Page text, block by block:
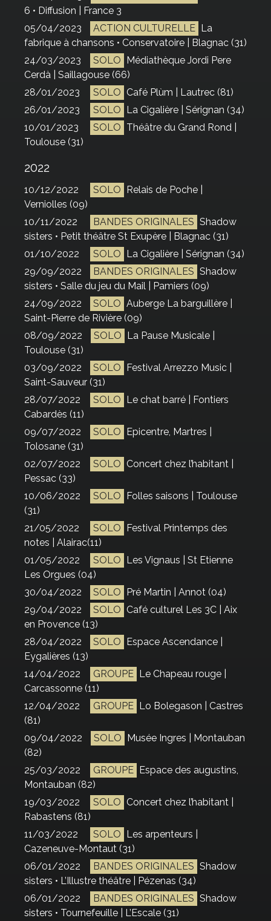
6 • Diffusion | France 3
05/04/2023
ACTION CULTURELLE La
fabrique à chansons • Conservatoire | Blagnac (31)
24/03/2023
SOLO Médiathèque Jordi Pere
Cerdà | Saillagouse (66)
28/01/2023
SOLO Café Plùm | Lautrec (81)
26/01/2023
SOLO La Cigalière | Sérignan (34)
10/01/2023
SOLO Théâtre du Grand Rond |
Toulouse (31)
2022
10/12/2022 SOLO Relais de Poche |
Verniolles (09)
10/11/2022
BANDES ORIGINALES Shadow
sisters • Petit théâtre St Exupère | Blagnac (31)
01/10/2022
SOLO La Cigalière | Sérignan (34)
29/09/2022
BANDES ORIGINALES Shadow
sisters • Salle du jeu du Mail | Pamiers (09)
24/09/2022
SOLO Auberge La barguillère |
Saint-Pierre de Rivière (09)
08/09/2022
SOLO La Pause Musicale |
Toulouse (31)
03/09/2022
SOLO Festival Arrezzo Music |
Saint-Sauveur (31)
28/07/2022
SOLO Le chat barré | Fontiers
Cabardès (11)
09/07/2022
SOLO Epicentre, Martres |
Tolosane (31)
02/07/2022
SOLO Concert chez l’habitant |
Pessac (33)
10/06/2022
SOLO Folles saisons | Toulouse
(31)
21/05/2022
SOLO Festival Printemps des
notes | Alairac(11)
01/05/2022
SOLO Les Vignaus | St Etienne
Les Orgues (04)
30/04/2022
SOLO Pré Martin | Annot (04)
29/04/2022
SOLO Café culturel Les 3C | Aix
en Provence (13)
28/04/2022
SOLO Espace Ascendance |
Eygalières (13)
14/04/2022
GROUPE Le Chapeau rouge |
Carcassonne (11)
12/04/2022
GROUPE Lo Bolegason | Castres
(81)
09/04/2022
SOLO Musée Ingres | Montauban
(82)
25/03/2022
GROUPE Espace des augustins,
Montauban (82)
19/03/2022
SOLO Concert chez l’habitant |
Rabastens (81)
11/03/2022
SOLO Les arpenteurs |
Cazeneuve-Montaut (31)
06/01/2022
BANDES ORIGINALES Shadow
sisters • L’Illustre théâtre | Pézenas (34)
06/01/2022
BANDES ORIGINALES Shadow
sisters • Tournefeuille | L’Escale (31)